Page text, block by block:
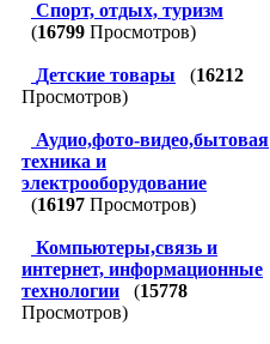
Спорт, отдых, туризм
(16799 Просмотров)
Детские товары (16212
Просмотров)
Аудио,фото-видео,бытовая
техника и
электрооборудование
(16197 Просмотров)
Компьютеры,связь и
интернет, информационные
технологии
(15778
Просмотров)